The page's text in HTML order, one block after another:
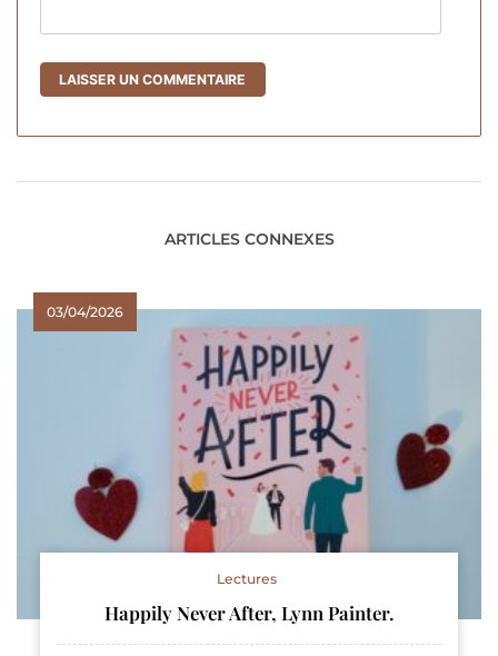
ARTICLES CONNEXES
03/04/2026
Lectures
Happily Never After, Lynn Painter.